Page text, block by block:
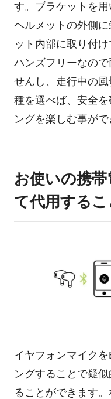
す。ブラケットを
ヘルメットの外側
ット内部に取り付け
ハンズフリーなの
せんし、走行中の
種を選べば、安全
ングを楽しむ事がで
お使いの携
て代用する
イヤフォンマイク
ングすることで疑
ることができます